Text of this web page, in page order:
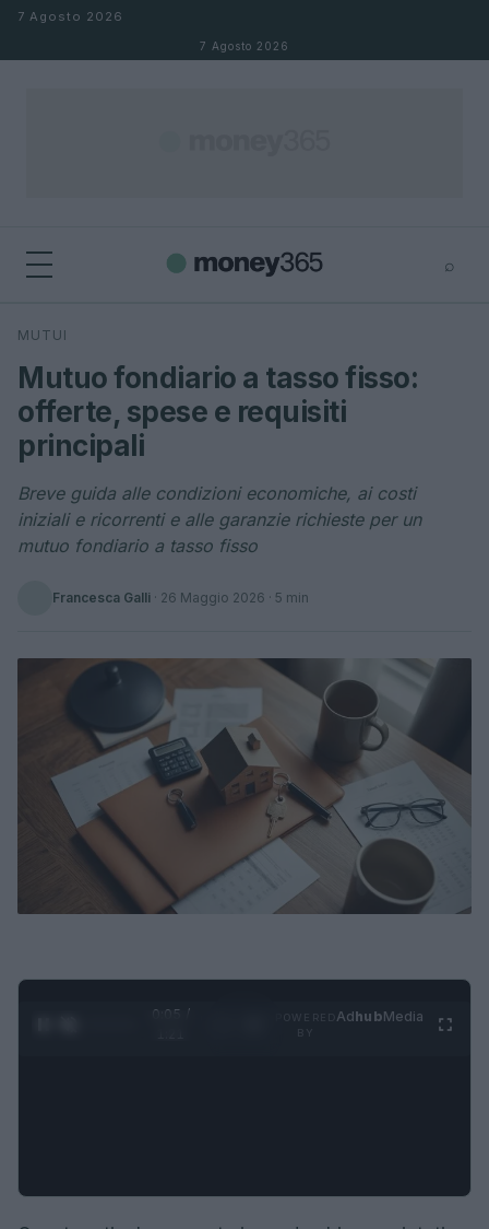
Salta al contenuto
7 Agosto 2026
7 Agosto 2026
⌕
Cerca
MUTUI
Mutuo fondiario a tasso fisso:
offerte, spese e requisiti
principali
Breve guida alle condizioni economiche, ai costi
iniziali e ricorrenti e alle garanzie richieste per un
mutuo fondiario a tasso fisso
Francesca Galli · 26 Maggio 2026 · 5 min
0:06 /
AdhubMedia